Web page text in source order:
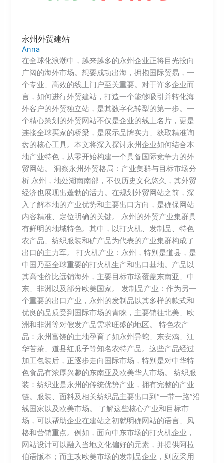
永州外贸建站
Anna
在全球化浪潮中，越来越多的永州企业正将目光投向
广阔的海外市场。想要成功出海，拥抱国际贸易，一
个专业、高效的线上门户至关重要。对于许多企业而
言，如何进行外贸建站，打造一个能够吸引并转化海
外客户的外贸独立站，是其数字化转型的第一步。一
个精心策划的外贸网站不仅是企业的线上名片，更是
连接全球买家的桥梁，是展示品牌实力、获取精准询
盘的核心工具。本文将深入探讨永州企业如何结合本
地产业特色，从零开始构建一个具备国际竞争力的外
贸网站。 洞察永州外贸格局：产业集群与目标市场分
析 永州，地处湖南南部，不仅历史文化悠久，其外贸
经济也展现出蓬勃的活力。在规划外贸网站之前，深
入了解本地的产业优势和主要出口方向，是确保网站
内容精准、定位明确的关键。 永州的外贸产业集群具
有鲜明的地域特色。其中，以打火机、发制品、特色
农产品、纺织服装和矿产品为代表的产业集群构成了
出口的主力军。 打火机产业：永州，特别是道县，是
中国乃至全球重要的打火机生产和出口基地。产品以
其高性价比远销海外，主要目标市场覆盖东南亚、中
东、非洲以及部分欧美国家。 发制品产业：作为另一
个重要的出口产业，永州的发制品以其多样的款式和
优良的品质受到国际市场的青睐，主要销往北美、欧
洲和非洲等对假发产品需求旺盛的地区。 特色农产
品：永州富饶的土地孕育了如永州异蛇、东安鸡、江
华苦茶、道县红瓜子等知名农特产品。这些产品经过
加工包装后，正逐步走向国际市场，特别是对中华特
色食品有浓厚兴趣的东南亚及欧美华人市场。 纺织服
装：纺织业是永州的传统优势产业，拥有完整的产业
链。服装、面料及相关纺织品主要出口到“一带一路”沿
线国家以及欧美市场。 了解这些核心产业和目标市
场，可以帮助企业在建站之初就明确网站的语言、风
格和营销重点。例如，面向中东市场的打火机企业，
网站设计可以融入当地文化偏好的元素，并提供阿拉
伯语版本；而主攻欧美市场的发制品企业，则应采用